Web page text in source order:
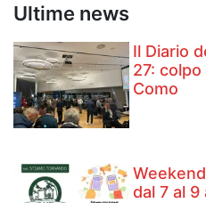
Ultime news
Il Diario
27:
Como
dal 7 al